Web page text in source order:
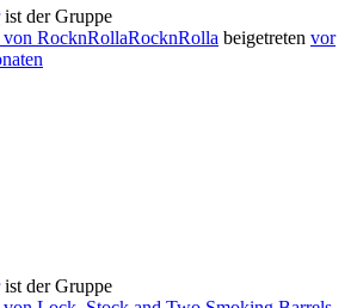
ist der Gruppe
RocknRolla beigetreten vor
ist der Gruppe